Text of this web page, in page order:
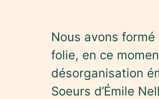
Nous avons
folie, en ce
désorganisation
Soeurs d’Émile